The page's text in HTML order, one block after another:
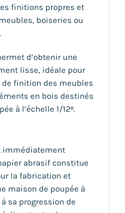
finitions propres et
boiseries ou
d’obtenir une
lisse, idéale pour
de finition des meubles
en bois destinés
à l’échelle 1/12ᵉ.
immédiatement
abrasif constitue
la fabrication et
maison de poupée à
à sa progression de